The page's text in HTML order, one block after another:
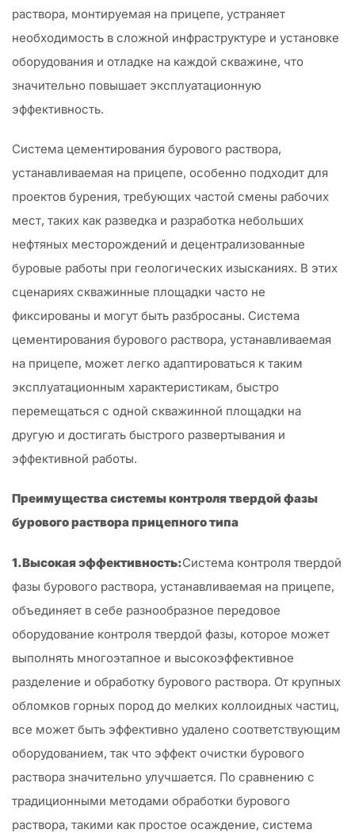
раствора, монтируемая на прицепе, устраняет
необходимость в сложной инфраструктуре и установке
оборудования и отладке на каждой скважине, что
значительно повышает эксплуатационную
эффективность.
Система цементирования бурового раствора,
устанавливаемая на прицепе, особенно подходит для
проектов бурения, требующих частой смены рабочих
мест, таких как разведка и разработка небольших
нефтяных месторождений и децентрализованные
буровые работы при геологических изысканиях. В этих
сценариях скважинные площадки часто не
фиксированы и могут быть разбросаны. Система
цементирования бурового раствора, устанавливаемая
на прицепе, может легко адаптироваться к таким
эксплуатационным характеристикам, быстро
перемещаться с одной скважинной площадки на
другую и достигать быстрого развертывания и
эффективной работы.
Преимущества системы контроля твердой фазы
бурового раствора прицепного типа
1.Высокая эффективность:Система контроля твердой
фазы бурового раствора, устанавливаемая на прицепе,
объединяет в себе разнообразное передовое
оборудование контроля твердой фазы, которое может
выполнять многоэтапное и высокоэффективное
разделение и обработку бурового раствора. От крупных
обломков горных пород до мелких коллоидных частиц,
все может быть эффективно удалено соответствующим
оборудованием, так что эффект очистки бурового
раствора значительно улучшается. По сравнению с
традиционными методами обработки бурового
раствора, такими как простое осаждение, система